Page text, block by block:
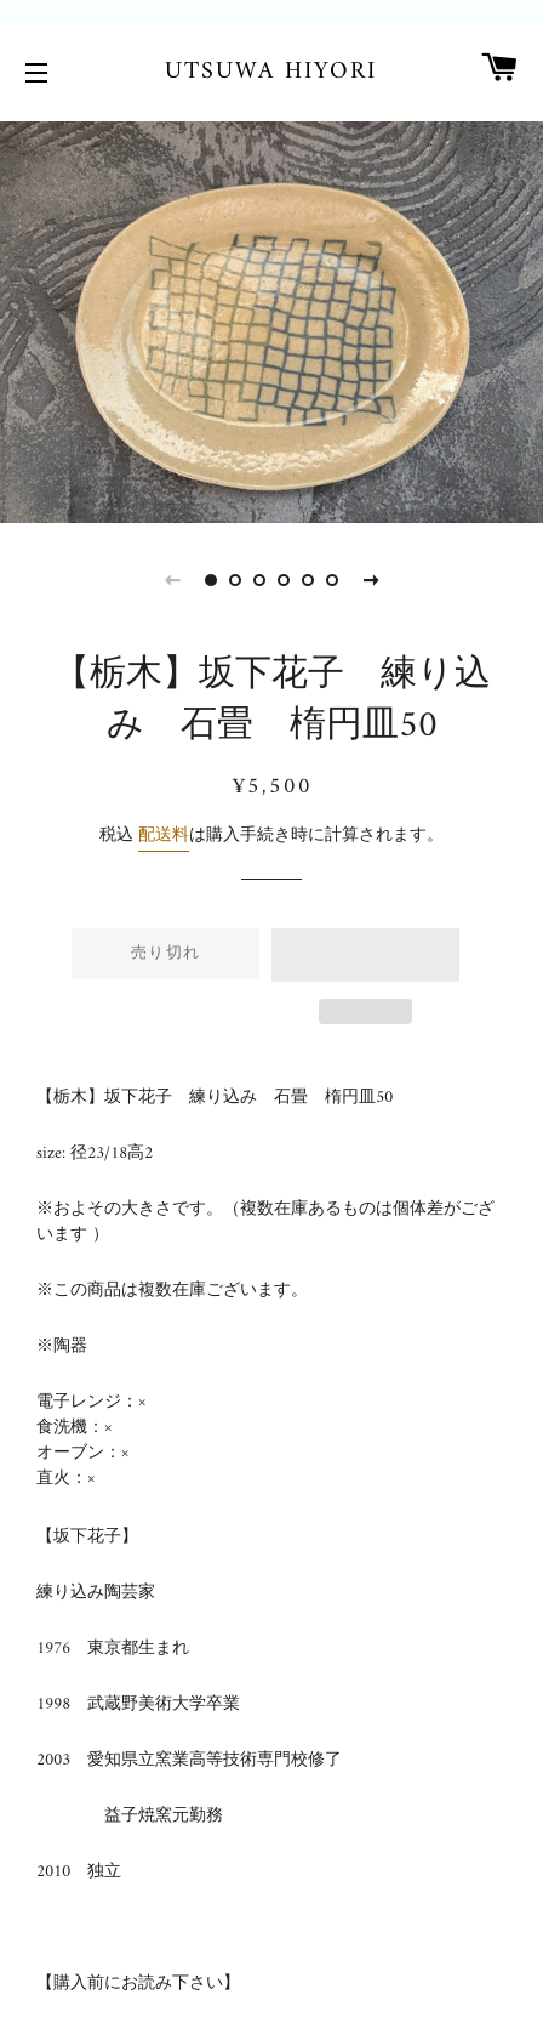
UTSUWA HIYORI
【栃木】坂下花子 練り込
み 石畳 楕円皿50
通
価
販
価
¥5,500
税込 配送料は購入手続き時に計算されます。
売り切れ
【栃木】坂下花子 練り込み 石畳 楕円皿50
size: 径23/18高2
※およその大きさです。（複数在庫あるものは個体差がござ
います ）
※この商品は複数在庫ございます。
※陶器
電子レンジ：×
食洗機：×
オーブン：×
直火：×
【坂下花子】
練り込み陶芸家
1976 東京都生まれ
1998 武蔵野美術大学卒業
2003 愛知県立窯業高等技術専門校修了
益子焼窯元勤務
2010 独立
【購入前にお読み下さい】